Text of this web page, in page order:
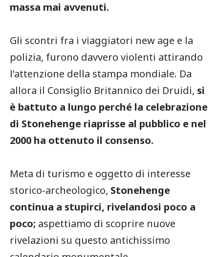
massa mai avvenuti.
Gli scontri fra i viaggiatori new age e la
polizia, furono davvero violenti attirando
l’attenzione della stampa mondiale. Da
allora il Consiglio Britannico dei Druidi, si
è battuto a lungo perché la celebrazione
di Stonehenge riaprisse al pubblico e nel
2000 ha ottenuto il consenso.
Meta di turismo e oggetto di interesse
storico-archeologico, Stonehenge
continua a stupirci, rivelandosi poco a
poco; aspettiamo di scoprire nuove
rivelazioni su questo antichissimo